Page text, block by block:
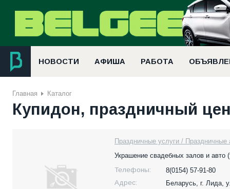
НОВОСТИ АФИША РАБОТА
Главная Каталог
Купидон, праздничный
Праздничные услуги / Праздничные
Украшение свадебных залов и авто
Телефоны:
8(0154) 57-91-80
Адрес:
Беларусь, г. Лида,